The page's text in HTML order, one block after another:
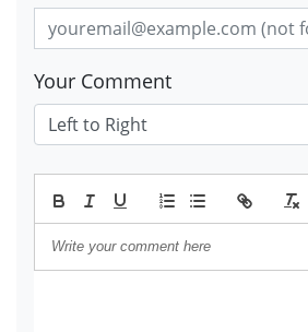
Your Comment